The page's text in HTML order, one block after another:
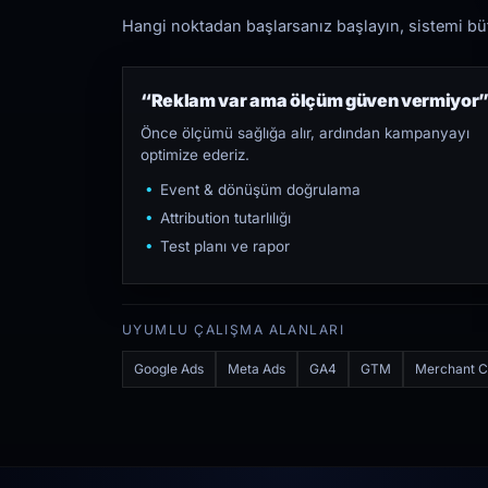
Hangi noktadan başlarsanız başlayın, sistemi
“Reklam var ama ölçüm güven
Önce ölçümü sağlığa alır, ardından kampanyayı
optimize ederiz.
Event & dönüşüm doğrulama
Attribution tutarlılığı
Test planı ve rapor
UYUMLU ÇALIŞMA ALANLARI
Google Ads Meta Ads GA4 GTM Merchant